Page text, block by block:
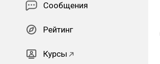
Сообщения
Рейтинг
Курсы